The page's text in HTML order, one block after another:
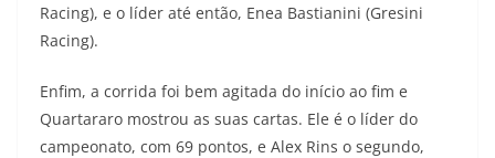
Racing), e o líder até então, Enea Bastianini (Gresini
Racing).
Enfim, a corrida foi bem agitada do início ao fim e
Quartararo mostrou as suas cartas. Ele é o líder do
campeonato, com 69 pontos, e Alex Rins o segundo,